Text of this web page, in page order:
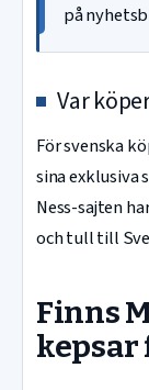
på
Var
För svenska
sina exklusiva
Ness-sajten
och tull till
Finns
kepsar